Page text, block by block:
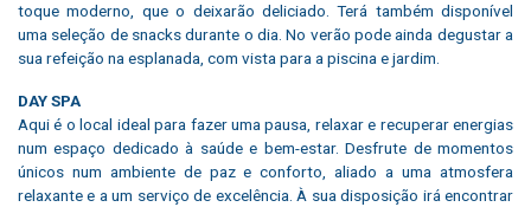
toque moderno, que o deixarão deliciado. Terá também disponível
uma seleção de snacks durante o dia. No verão pode ainda degustar a
sua refeição na esplanada, com vista para a piscina e jardim.
DAY SPA
Aqui é o local ideal para fazer uma pausa, relaxar e recuperar energias
num espaço dedicado à saúde e bem-estar. Desfrute de momentos
únicos num ambiente de paz e conforto, aliado a uma atmosfera
relaxante e a um serviço de excelência. À sua disposição irá encontrar